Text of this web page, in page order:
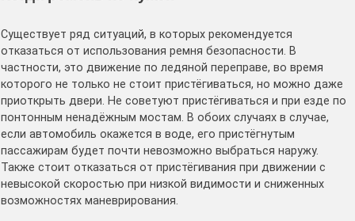
Существует ряд ситуаций, в которых рекомендуется
отказаться от использования ремня безопасности. В
частности, это движение по ледяной переправе, во время
которого не только не стоит пристёгиваться, но можно даже
приоткрыть двери. Не советуют пристёгиваться и при езде по
понтонным ненадёжным мостам. В обоих случаях в случае,
если автомобиль окажется в воде, его пристёгнутым
пассажирам будет почти невозможно выбраться наружу.
Также стоит отказаться от пристёгивания при движении с
невысокой скоростью при низкой видимости и сниженных
возможностях маневрирования.